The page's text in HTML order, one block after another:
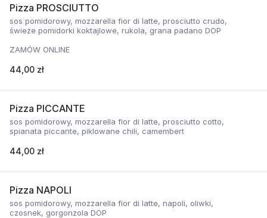
Pizza PROSCIUTTO
sos pomidorowy, mozzarella fior di latte, prosciutto crudo,
świeże pomidorki koktajlowe, rukola, grana padano DOP
ZAMÓW ONLINE
44,00 zł
Pizza PICCANTE
sos pomidorowy, mozzarella fior di latte, prosciutto cotto,
spianata piccante, piklowane chili, camembert
44,00 zł
Pizza NAPOLI
sos pomidorowy, mozzarella fior di latte, napoli, oliwki,
czosnek, gorgonzola DOP